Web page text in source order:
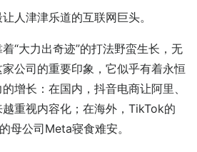
人津津乐道的互联网巨头。
“大力出奇迹”的打法野蛮生长，无
公司的重要印象，它似乎有着永恒
增长：在国内，抖音电商让阿里、
重视内容化；在海外，TikTok的
母公司Meta寝食难安。